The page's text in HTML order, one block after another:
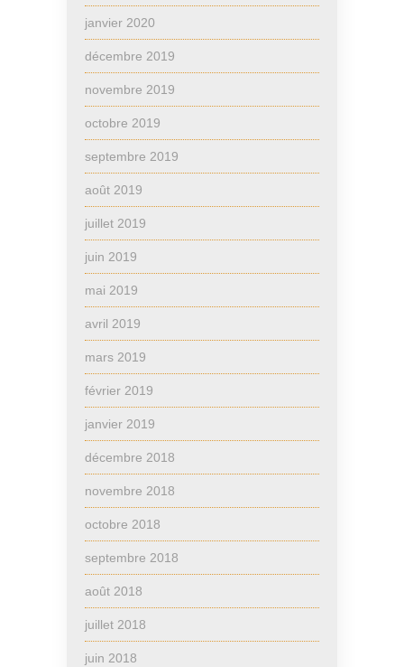
janvier 2020
décembre 2019
novembre 2019
octobre 2019
septembre 2019
août 2019
juillet 2019
juin 2019
mai 2019
avril 2019
mars 2019
février 2019
janvier 2019
décembre 2018
novembre 2018
octobre 2018
septembre 2018
août 2018
juillet 2018
juin 2018